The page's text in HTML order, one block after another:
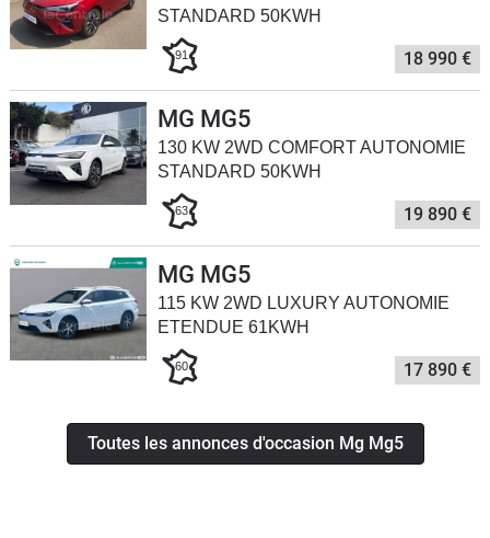
STANDARD 50KWH
91 18 990 €
MG MG5
130 KW 2WD COMFORT AUTONOMIE
STANDARD 50KWH
63 19 890 €
MG MG5
115 KW 2WD LUXURY AUTONOMIE
ETENDUE 61KWH
60 17 890 €
Toutes les annonces d'occasion Mg Mg5